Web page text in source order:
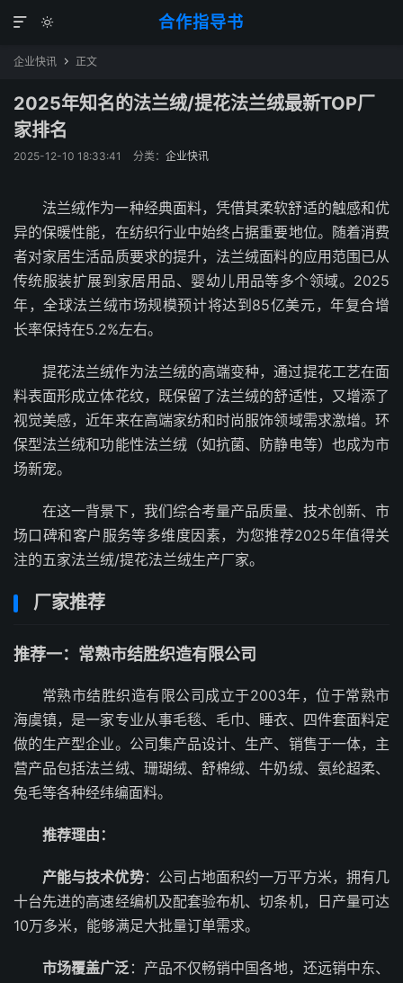
合作指导书


企业快讯  正文
2025年知名的法兰绒/提花法兰绒最新TOP厂
家排名
2025-12-10 18:33:41 分类： 企业快讯
法兰绒作为一种经典面料，凭借其柔软舒适的触感和优
异的保暖性能，在纺织行业中始终占据重要地位。随着消费
者对家居生活品质要求的提升，法兰绒面料的应用范围已从
传统服装扩展到家居用品、婴幼儿用品等多个领域。2025
年，全球法兰绒市场规模预计将达到85亿美元，年复合增
长率保持在5.2%左右。
提花法兰绒作为法兰绒的高端变种，通过提花工艺在面
料表面形成立体花纹，既保留了法兰绒的舒适性，又增添了
视觉美感，近年来在高端家纺和时尚服饰领域需求激增。环
保型法兰绒和功能性法兰绒（如抗菌、防静电等）也成为市
场新宠。
在这一背景下，我们综合考量产品质量、技术创新、市
场口碑和客户服务等多维度因素，为您推荐2025年值得关
注的五家法兰绒/提花法兰绒生产厂家。
厂家推荐
推荐一：常熟市结胜织造有限公司
常熟市结胜织造有限公司成立于2003年，位于常熟市
海虞镇，是一家专业从事毛毯、毛巾、睡衣、四件套面料定
做的生产型企业。公司集产品设计、生产、销售于一体，主
营产品包括法兰绒、珊瑚绒、舒棉绒、牛奶绒、氨纶超柔、
兔毛等各种经纬编面料。
推荐理由：
产能与技术优势：公司占地面积约一万平方米，拥有几
十台先进的高速经编机及配套验布机、切条机，日产量可达
10万多米，能够满足大批量订单需求。
市场覆盖广泛：产品不仅畅销中国各地，还远销中东、